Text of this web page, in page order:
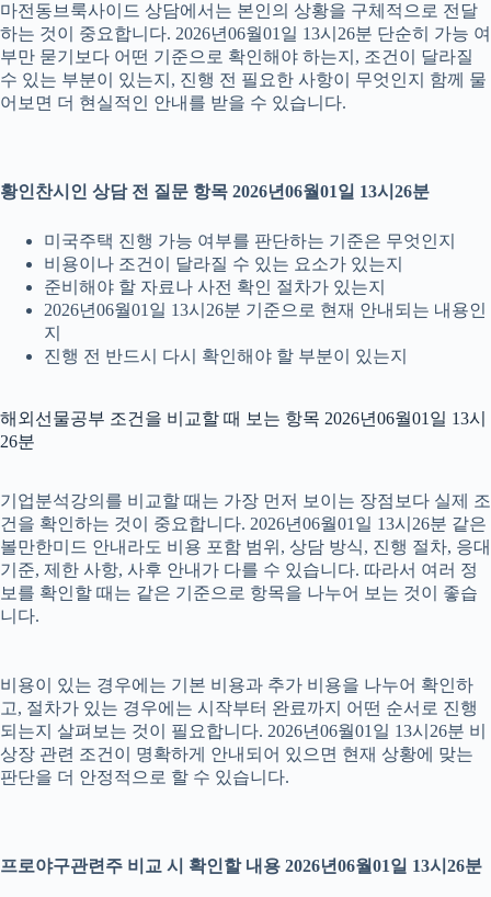
마전동브룩사이드 상담에서는 본인의 상황을 구체적으로 전달
하는 것이 중요합니다. 2026년06월01일 13시26분 단순히 가능 여
부만 묻기보다 어떤 기준으로 확인해야 하는지, 조건이 달라질
수 있는 부분이 있는지, 진행 전 필요한 사항이 무엇인지 함께 물
어보면 더 현실적인 안내를 받을 수 있습니다.
황인찬시인 상담 전 질문 항목 2026년06월01일 13시26분
미국주택 진행 가능 여부를 판단하는 기준은 무엇인지
비용이나 조건이 달라질 수 있는 요소가 있는지
준비해야 할 자료나 사전 확인 절차가 있는지
2026년06월01일 13시26분 기준으로 현재 안내되는 내용인
지
진행 전 반드시 다시 확인해야 할 부분이 있는지
해외선물공부 조건을 비교할 때 보는 항목 2026년06월01일 13시
26분
기업분석강의를 비교할 때는 가장 먼저 보이는 장점보다 실제 조
건을 확인하는 것이 중요합니다. 2026년06월01일 13시26분 같은
볼만한미드 안내라도 비용 포함 범위, 상담 방식, 진행 절차, 응대
기준, 제한 사항, 사후 안내가 다를 수 있습니다. 따라서 여러 정
보를 확인할 때는 같은 기준으로 항목을 나누어 보는 것이 좋습
니다.
비용이 있는 경우에는 기본 비용과 추가 비용을 나누어 확인하
고, 절차가 있는 경우에는 시작부터 완료까지 어떤 순서로 진행
되는지 살펴보는 것이 필요합니다. 2026년06월01일 13시26분 비
상장 관련 조건이 명확하게 안내되어 있으면 현재 상황에 맞는
판단을 더 안정적으로 할 수 있습니다.
프로야구관련주 비교 시 확인할 내용 2026년06월01일 13시26분